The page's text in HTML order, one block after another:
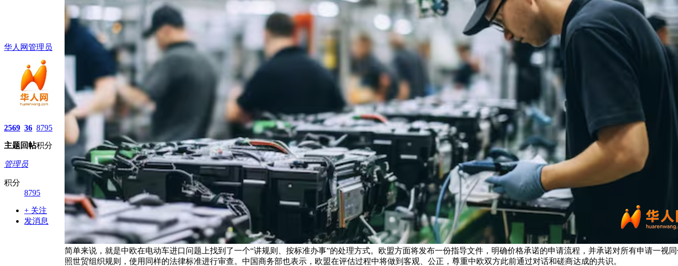
华人网管理员
2569
主题
36
回帖
8795
积分
管理员
积分
8795
+ 关注
发消息
简单来说，就是中欧在电动车进口问题上找到了一个“讲规则、按标准办事”的处理方式。欧盟方面将发布一份指导文件，明确价格承诺的申请流程，并承诺对所有申请一视
照世贸组织规则，使用同样的法律标准进行审查。中国商务部也表示，欧盟在评估过程中将做到客观、公正，尊重中欧双方此前通过对话和磋商达成的共识。